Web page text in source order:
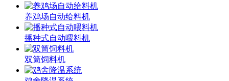
养鸡场自动给料机
播种式自动喂料机
双筒饲料机